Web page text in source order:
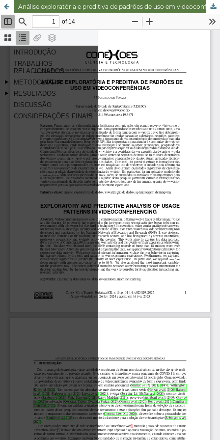
Análise exploratória e preditiva de padrões de uso em videoconferências